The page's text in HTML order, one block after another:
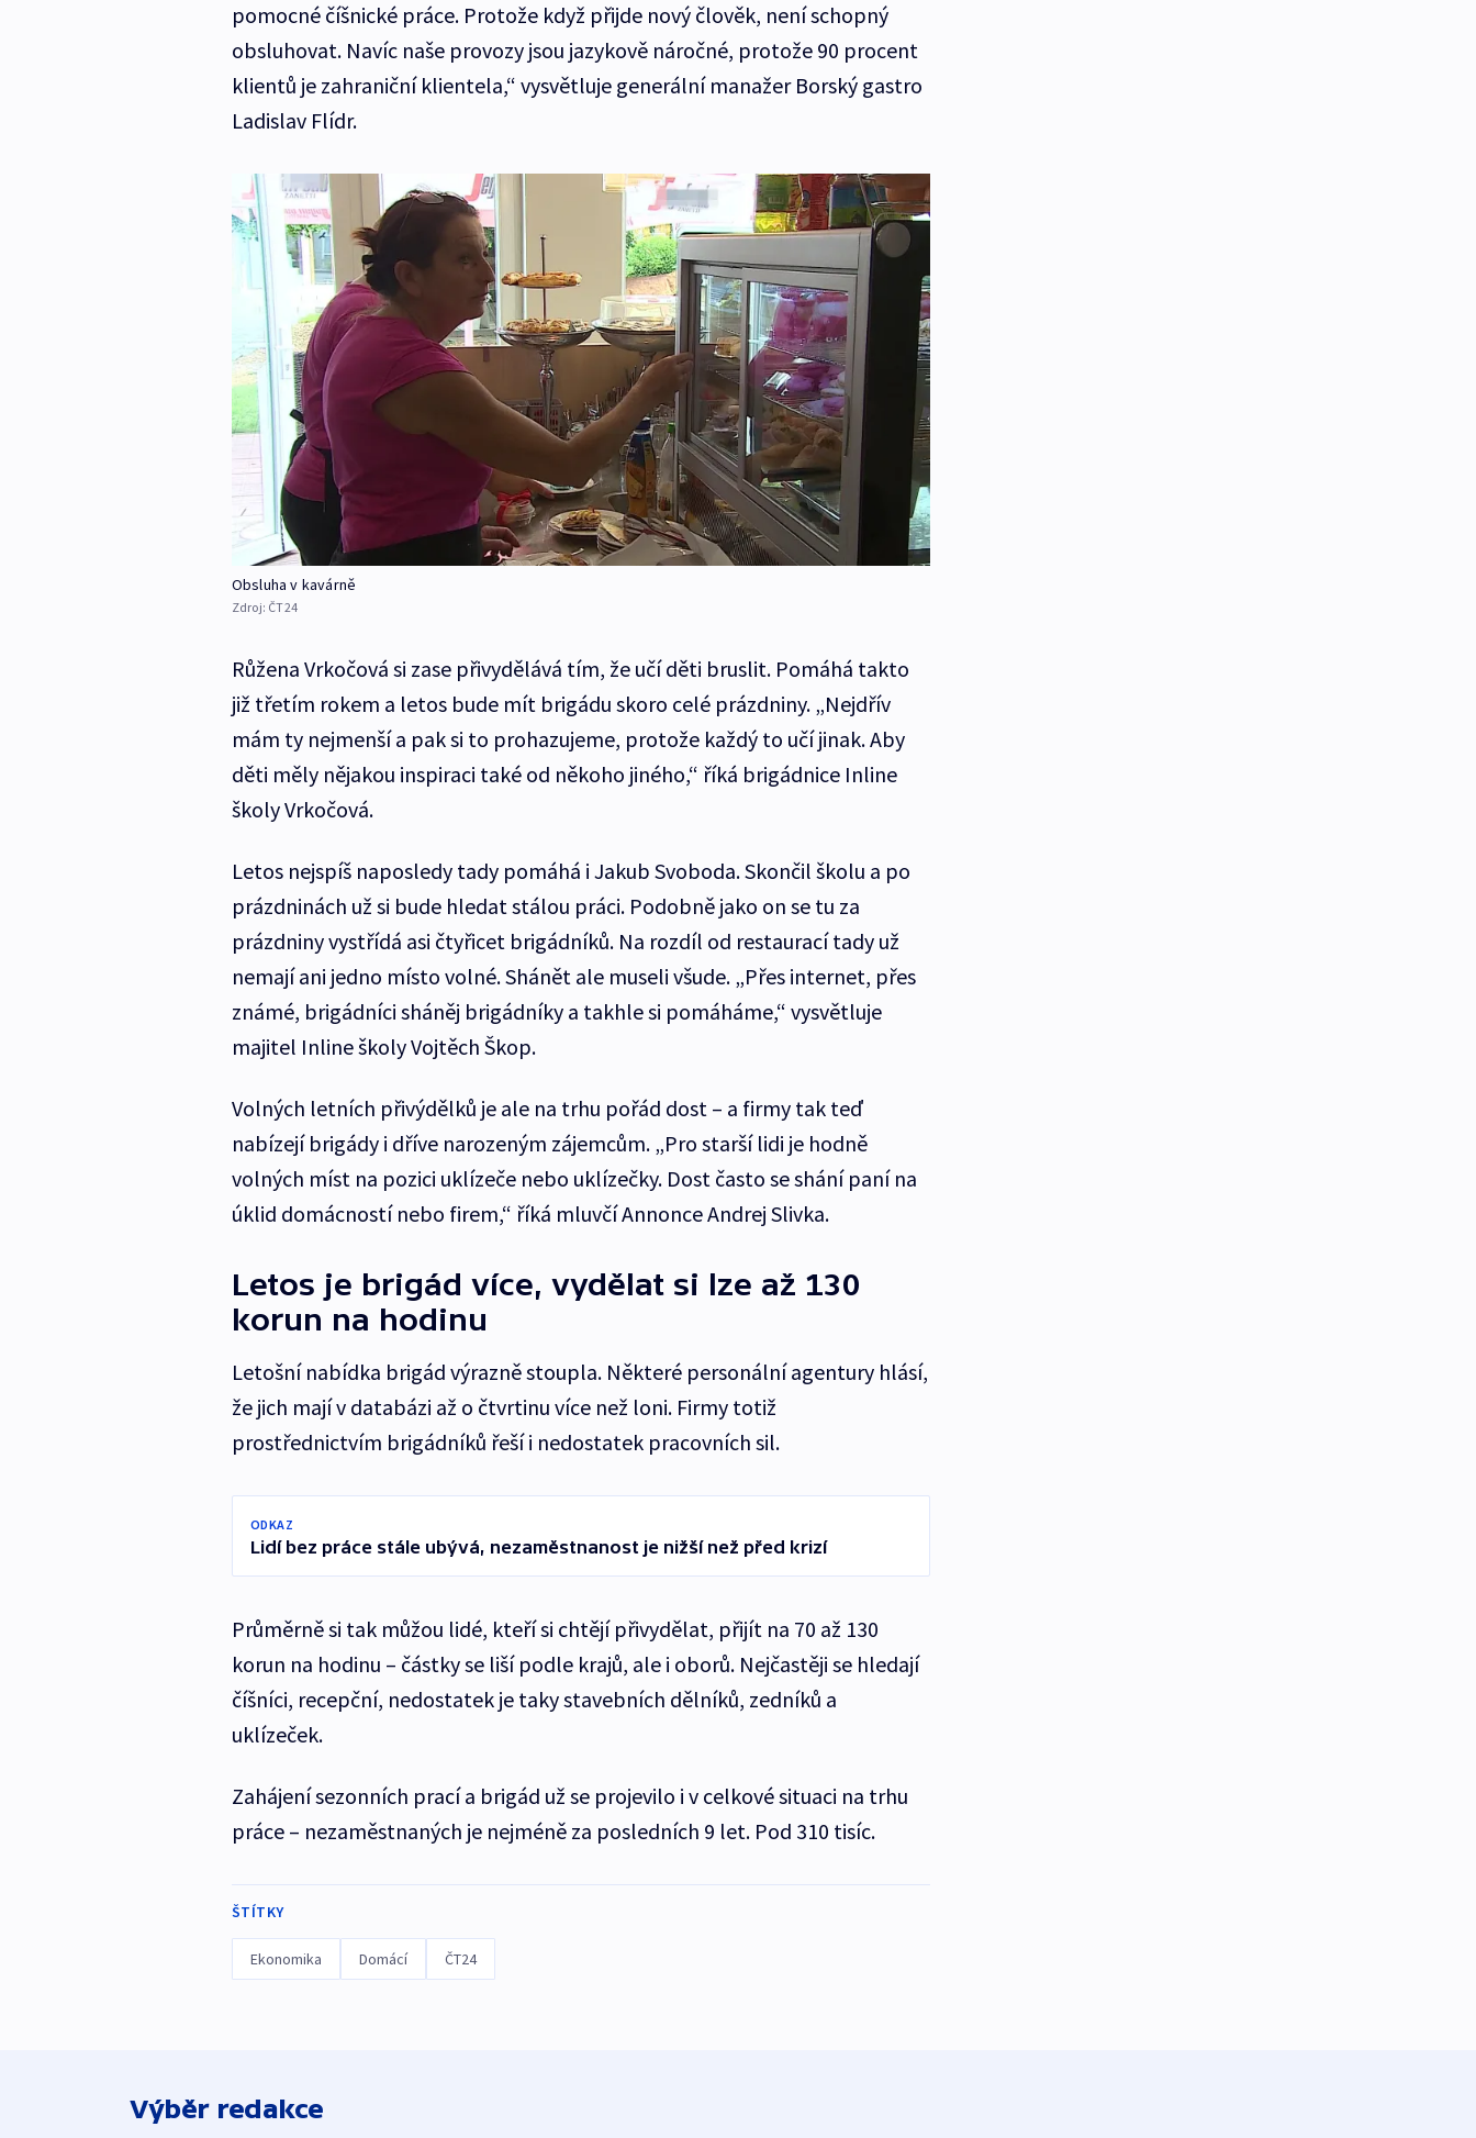
pomocné číšnické práce. Protože když přijde nový člověk, není schopný
obsluhovat. Navíc naše provozy jsou jazykově náročné, protože 90 procent
klientů je zahraniční klientela,“ vysvětluje generální manažer Borský gastro
Ladislav Flídr.
Obsluha v kavárně
Zdroj: ČT24
Růžena Vrkočová si zase přivydělává tím, že učí děti bruslit. Pomáhá takto
již třetím rokem a letos bude mít brigádu skoro celé prázdniny. „Nejdřív
mám ty nejmenší a pak si to prohazujeme, protože každý to učí jinak. Aby
děti měly nějakou inspiraci také od někoho jiného,“ říká brigádnice Inline
školy Vrkočová.
Letos nejspíš naposledy tady pomáhá i Jakub Svoboda. Skončil školu a po
prázdninách už si bude hledat stálou práci. Podobně jako on se tu za
prázdniny vystřídá asi čtyřicet brigádníků. Na rozdíl od restaurací tady už
nemají ani jedno místo volné. Shánět ale museli všude. „Přes internet, přes
známé, brigádníci sháněj brigádníky a takhle si pomáháme,“ vysvětluje
majitel Inline školy Vojtěch Škop.
Volných letních přivýdělků je ale na trhu pořád dost – a firmy tak teď
nabízejí brigády i dříve narozeným zájemcům. „Pro starší lidi je hodně
volných míst na pozici uklízeče nebo uklízečky. Dost často se shání paní na
úklid domácností nebo firem,“ říká mluvčí Annonce Andrej Slivka.
Letos je brigád více, vydělat si lze až 130
korun na hodinu
Letošní nabídka brigád výrazně stoupla. Některé personální agentury hlásí,
že jich mají v databázi až o čtvrtinu více než loni. Firmy totiž
prostřednictvím brigádníků řeší i nedostatek pracovních sil.
ODKAZ
Lidí bez práce stále ubývá, nezaměstnanost je nižší než před krizí
Průměrně si tak můžou lidé, kteří si chtějí přivydělat, přijít na 70 až 130
korun na hodinu – částky se liší podle krajů, ale i oborů. Nejčastěji se hledají
číšníci, recepční, nedostatek je taky stavebních dělníků, zedníků a
uklízeček.
Zahájení sezonních prací a brigád už se projevilo i v celkové situaci na trhu
práce – nezaměstnaných je nejméně za posledních 9 let. Pod 310 tisíc.
ŠTÍTKY
Ekonomika Domácí ČT24
Výběr redakce